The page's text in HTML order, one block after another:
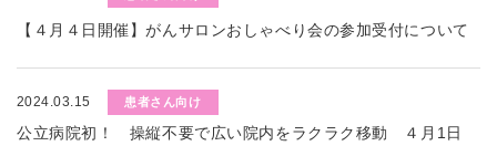
【４月４日開催】がんサロンおしゃべり会の参加受付について
2024.03.15 患者さん向け
公立病院初！ 操縦不要で広い院内をラクラク移動 ４月1日